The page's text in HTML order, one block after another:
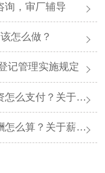
询，审厂辅导
怎么做？
记管理实施规定
资支付有哪些规定呢？
薪酬有哪些规定呢？​